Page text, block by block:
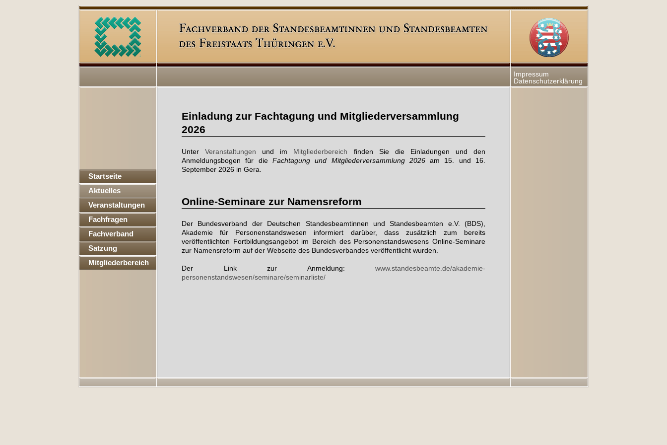
Impressum
Datenschutzerklärung
Startseite
Aktuelles
Veranstaltungen
Fachfragen
Fachverband
Satzung
Mitgliederbereich
Einladung zur Fachtagung und Mitgliederversammlung
2026
UnterVeranstaltungen und im Mitgliederbereich finden Sie die Einladungen und den
Anmeldungsbogen für die Fachtagung und Mitgliederversammlung 2026am 15. und 16.
September 2026 in Gera.
Online-Seminare zur Namensreform
Der Bundesverband der Deutschen Standesbeamtinnen und Standesbeamten e.V. (BDS),
Akademie für Personenstandswesen informiert darüber, dass zusätzlich zum bereits
veröffentlichten Fortbildungsangebot im Bereich des Personenstandswesens Online-Seminare
zur Namensreform auf der Webseite des Bundesverbandes veröffentlicht wurden.
Der Link zur Anmeldung: www.standesbeamte.de/akademie-
personenstandswesen/seminare/seminarliste/